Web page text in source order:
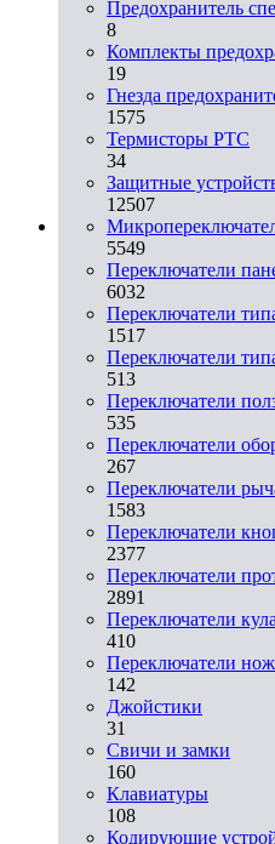
Предохранитель
8
Комплекты
19
Гнезда
1575
Термисторы PTC
34
Защитные
12507
5549
Переключатели
6032
Переключатели
1517
Переключатели
513
Переключатели
535
Переключатели
267
Переключатели
1583
Переключатели
2377
Переключатели
2891
Переключатели
410
Переключатели
142
Джойстики
31
Свичи и замки
160
Клавиатуры
108
Кодирующие